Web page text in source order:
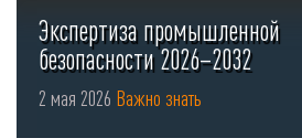
Экспертиза промышленной
безопасности 2026–2032
2 мая 2026 Важно знать